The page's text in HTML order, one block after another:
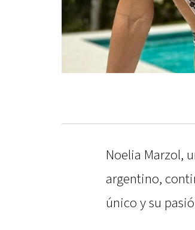
Noelia Marzol,
argentino,
único y su